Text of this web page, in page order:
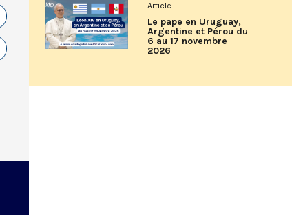
Article
Le pape en Uruguay,
Argentine et Pérou du
6 au 17 novembre
2026